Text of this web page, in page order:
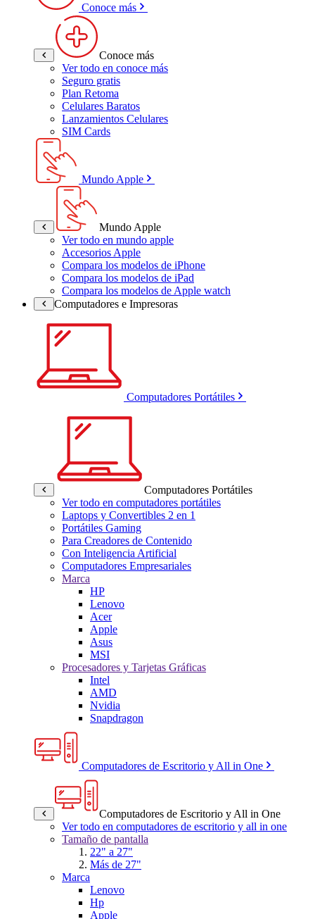
Conoce más
Conoce más
Ver todo en conoce más
Seguro gratis
Plan Retoma
Celulares Baratos
Lanzamientos Celulares
SIM Cards
Mundo Apple
Mundo Apple
Ver todo en mundo apple
Accesorios Apple
Compara los modelos de iPhone
Compara los modelos de iPad
Compara los modelos de Apple watch
Computadores e Impresoras
Computadores Portátiles
Computadores Portátiles
Ver todo en computadores portátiles
Laptops y Convertibles 2 en 1
Portátiles Gaming
Para Creadores de Contenido
Con Inteligencia Artificial
Computadores Empresariales
Marca
HP
Lenovo
Acer
Apple
Asus
MSI
Procesadores y Tarjetas Gráficas
Intel
AMD
Nvidia
Snapdragon
Computadores de Escritorio y All in One
Computadores de Escritorio y All in One
Ver todo en computadores de escritorio y all in one
Tamaño de pantalla
22" a 27"
Más de 27"
Marca
Lenovo
Hp
Apple